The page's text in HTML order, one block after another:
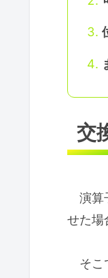
交
演算
せた場
そこ